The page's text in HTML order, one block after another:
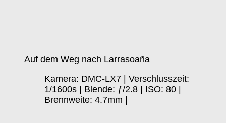
Auf dem Weg nach Larrasoaña
Kamera: DMC-LX7 | Verschlusszeit:
1/1600s | Blende: ƒ/2.8 | ISO: 80 |
Brennweite: 4.7mm |